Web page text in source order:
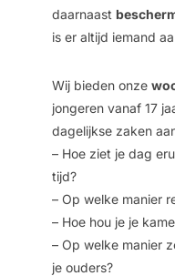
daarnaast
is er altijd iemand
Wij bieden onze
jongeren vanaf 17
dagelijkse zaken
– Hoe ziet je dag
tijd?
– Op welke manier
– Hoe hou je je
– Op welke manier
je ouders?